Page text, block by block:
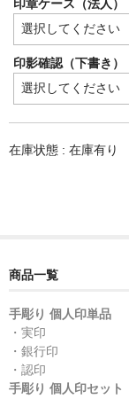
印章ケース（法人）
印影確認（下書き）
在庫状態 : 在庫有り
商品一覧
手彫り 個人印単品
・実印
・銀行印
・認印
手彫り 個人印セット